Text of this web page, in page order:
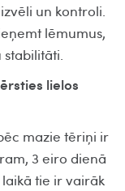
un kontroli.
lēmumus,
stabilitāti.
lielos
mazie tēriņi ir
3 eiro dienā
tie ir vairāk